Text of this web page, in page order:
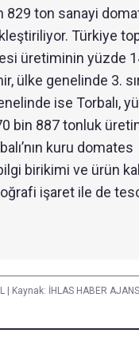
829 ton sanayi
Türkiye
üretiminin yüzde
ülke genelinde 3.
ise Torbalı,
bin 887 tonluk
kuru domates
birikimi ve ürün
işaret ile de
| Kaynak: İHLAS HABER